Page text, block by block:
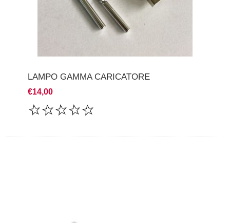
LAMPO GAMMA CARICATORE
€14,00